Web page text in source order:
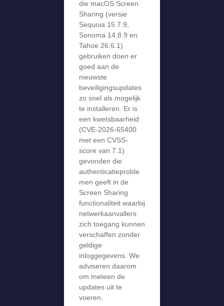
die macOS Screen
Sharing (versie
Sequoia 15.7.9,
Sonoma 14.8.9 en
Tahoe 26.6.1)
gebruiken doen er
goed aan de
nieuwste
beveiligingsupdates
zo snel als mogelijk
te installeren. Er is
een kwetsbaarheid
(CVE-2026-65400
met een CVSS-
score van 7.1)
gevonden die
authenticatieproble
men geeft in de
Screen Sharing
functionaliteit waarbij
netwerkaanvallers
zich toegang kunnen
verschaffen zonder
geldige
inloggegevens. We
adviseren daarom
om meteen de
updates uit te
voeren.